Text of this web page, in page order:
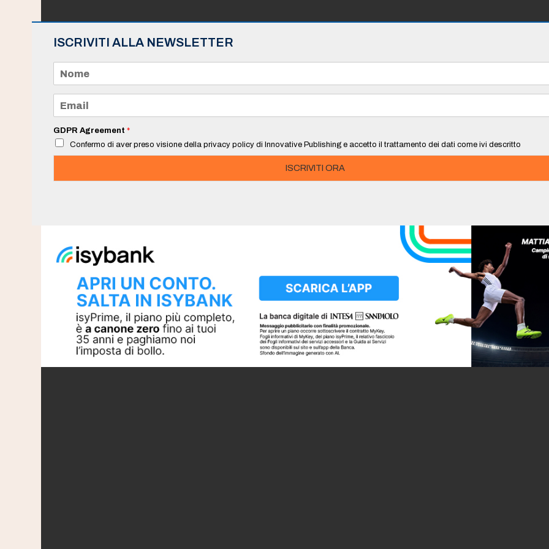
ISCRIVITI ALLA NEWSLETTER
m
e
a
i
*
GDPR Agreement *
Confermo di aver preso visione della privacy policy di Innovative Publishing e accetto il trattamento dei dati come ivi descritto
ISCRIVITI ORA